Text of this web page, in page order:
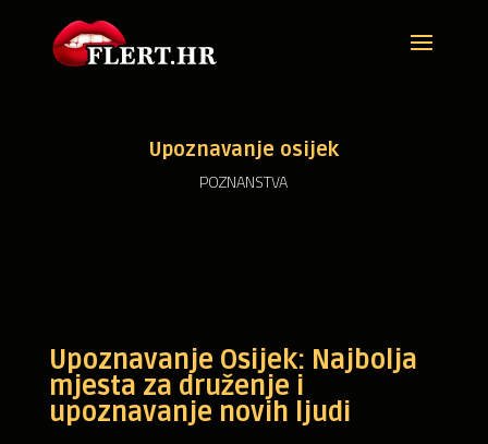
Upoznavanje osijek
POZNANSTVA
Upoznavanje Osijek: Najbolja
mjesta za druženje i
upoznavanje novih ljudi